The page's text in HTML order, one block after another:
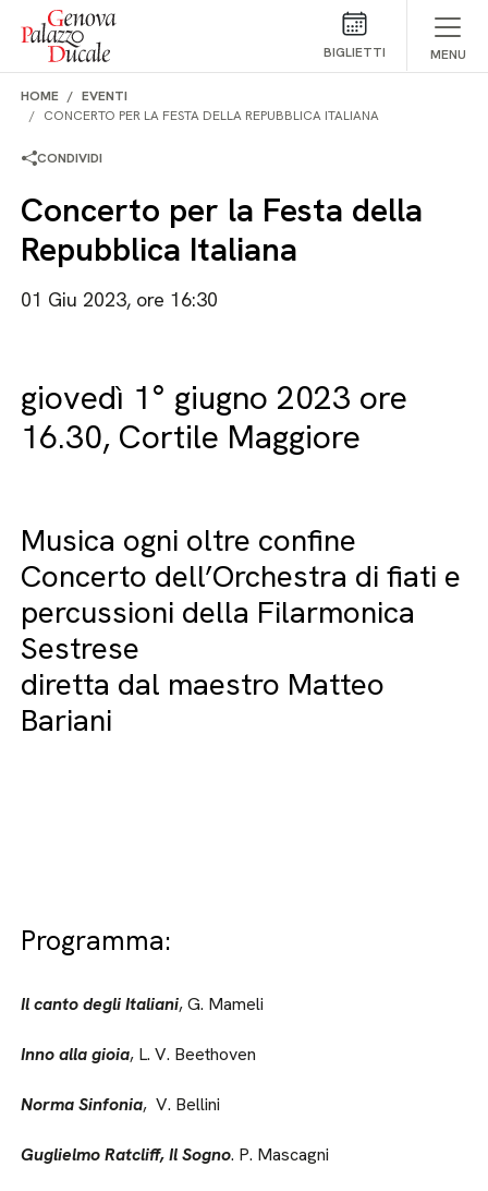
Salta al contenuto
BIGLIETTI MENU
HOME
EVENTI
CONCERTO PER LA FESTA DELLA REPUBBLICA ITALIANA
CONDIVIDI
Concerto per la Festa della
Repubblica Italiana
01 Giu 2023, ore 16:30
giovedì 1° giugno 2023 ore
16.30, Cortile Maggiore
Musica ogni oltre confine
Concerto dell’Orchestra di fiati e
percussioni della Filarmonica
Sestrese
diretta dal maestro Matteo
Bariani
Programma:
Il canto degli Italiani, G. Mameli
Inno alla gioia, L. V. Beethoven
Norma Sinfonia, V. Bellini
Guglielmo Ratcliff, Il Sogno. P. Mascagni